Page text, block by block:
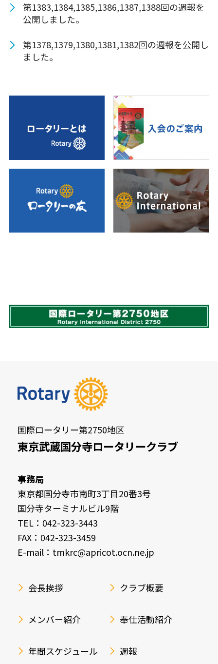
第1383,1384,1385,1386,1387,1388回の週報を
公開しました。
第1378,1379,1380,1381,1382回の週報を公開し
ました。
国際ロータリー第2750地区
東京武蔵国分寺ロータリークラブ
事務局
東京都国分寺市南町3丁目20番3号
国分寺ターミナルビル9階
TEL：042-323-3443
FAX：042-323-3459
E-mail：tmkrc@apricot.ocn.ne.jp
会長挨拶 クラブ概要
メンバー紹介 奉仕活動紹介
年間スケジュール 週報